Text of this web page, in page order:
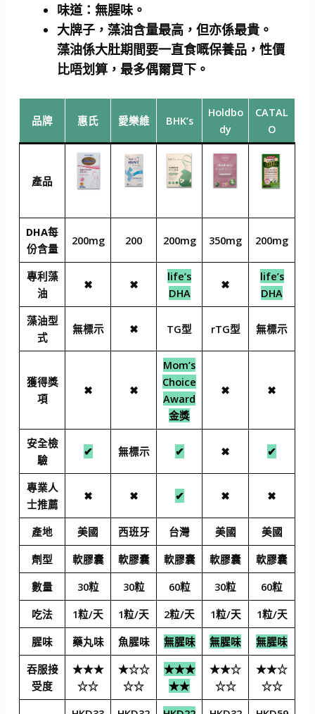
味道：無腥味。
大牌子，藻油含量最高，但亦係最貴。
藻油係大肚期間要一直食嘅保養品，性價
比唔划算，最多偶爾買下。
品牌 惠氏 愛樂維 BHK’s
Holdbo
dy
CATAL
O
產品
DHA每
份含量
200mg 200 200mg 350mg 200mg
專利藻
油
✖ ✖
life’s
DHA
✖
life’s
DHA
藻油型
式
無標示 ✖ TG型 rTG型 無標示
獲得獎
項
✖ ✖
Mom’s
Choice
Award
金獎
✖ ✖
安全檢
驗
✔ 無標示 ✔ ✖ ✔
專業人
士推薦
✖ ✖ ✔ ✖ ✖
產地 美國 西班牙 台灣 美國
美國
劑型
軟膠囊 軟膠囊 軟膠囊 軟膠囊
軟膠囊
數量
30粒 30粒 60粒 30粒
60粒
吃法
1粒/天 1粒/天 2粒/天 1粒/天
1粒/天
腥味
藥丸味 魚腥味 無腥味 無腥味
無腥味
吞服接
受度
★★★
☆☆
★☆☆
☆☆
★★★
★★
★★☆
☆☆
★★☆
☆☆